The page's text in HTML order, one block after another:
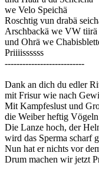
we Velo Speichä
Roschtig vun drabä
Arschbackä we VW tiirä
und Ohrä we
Priiiissssss
---------------------------
Dank an dich du edler
mit Frisur wie nach
Mit Kampfeslust und
die Weiber heftig
Die Lanze hoch, der
wird das Sperma scharf
Nun hat er nichts vor
Drum machen wir jetzt